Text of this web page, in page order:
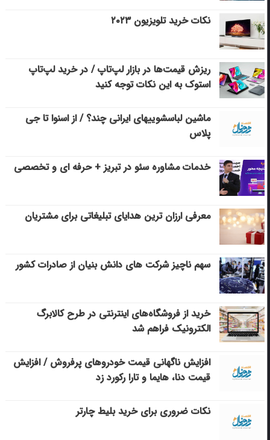
نکات خرید تلویزیون ۲۰۲۳
ریزش قیمت‌ها در بازار لپ‌تاپ / در خرید لپ‌تاپ
استوک به این نکات توجه کنید
ماشین لباسشویی‎های ایرانی چند؟ / از اسنوا تا جی
پلاس
خدمات مشاوره سئو در تبریز + حرفه ای و تخصصی
معرفی ارزان ترین هدایای تبلیغاتی برای مشتریان
سهم ناچیز شرکت های دانش بنیان از صادرات کشور
خرید از فروشگاه‌های اینترنتی در طرح کالابرگ
الکترونیک فراهم شد
افزایش ناگهانی قیمت خودروهای پرفروش / افزایش
قیمت دنا، هایما و تارا رکورد زد
نکات ضروری برای خرید بلیط چارتر